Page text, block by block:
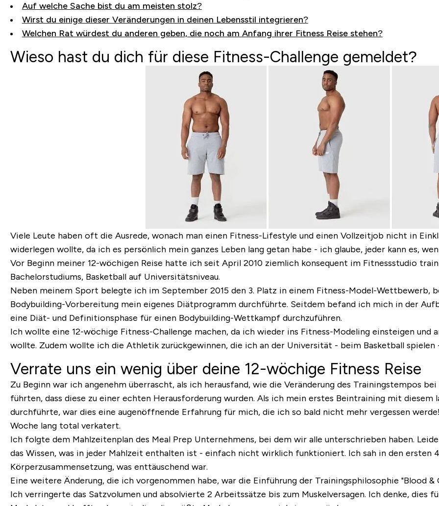
Auf welche Sache bist du am meisten stolz?
Wirst du einige dieser Veränderungen in deinen Lebensstil integrieren?
Welchen Rat würdest du anderen geben, die noch am Anfang ihrer Fitness Reise stehen?
Wieso hast du dich für diese Fitness-Challenge gemeldet?
Viele Leute haben oft die Ausrede, wonach man einen Fitness-Lifestyle und einen Vollzeitjob nicht in
widerlegen wollte, da ich es persönlich mein ganzes Leben lang getan habe - ich glaube, jeder kann es,
Vor Beginn meiner 12-wöchigen Reise hatte ich seit April 2010 ziemlich konsequent im Fitnessstudio
Bachelorstudiums, Basketball auf Universitätsniveau.
Neben meinem Sport belegte ich im September 2015 den 3. Platz in einem Fitness-Model-Wettbewerb,
Bodybuilding-Vorbereitung mein eigenes Diätprogramm durchführte. Seitdem befand ich mich in der
eine Diät- und Definitionsphase für einen Bodybuilding-Wettkampf durchzuführen.
Ich wollte eine 12-wöchige Fitness-Challenge machen, da ich wieder ins Fitness-Modeling einsteigen
wollte. Zudem wollte ich die Athletik zurückgewinnen, die ich an der Universität - beim Basketball spielen
Verrate uns ein wenig über deine 12-wöchige Fitness Reise
Zu Beginn war ich angenehm überrascht, als ich herausfand, wie die Veränderung des Trainingstempos
führten, dass diese zu einer echten Herausforderung wurden. Als ich mein erstes Beintraining mit
durchführte, war dies eine augenöffnende Erfahrung für mich, die ich so bald nicht mehr vergessen
Woche lang total verkatert.
Ich folgte dem Mahlzeitenplan des Meal Prep Unternehmens, bei dem wir alle unterschrieben haben.
das Wissen, was in jeder Mahlzeit enthalten ist - einfach nicht wirklich funktioniert. Ich sah in den ersten
Körperzusammensetzung, was enttäuschend war.
Eine weitere Änderung, die ich vorgenommen habe, war die Einführung der Trainingsphilosophie "Blood &
Ich verringerte das Satzvolumen und absolvierte 2 Arbeitssätze bis zum Muskelversagen. Ich denke, dies